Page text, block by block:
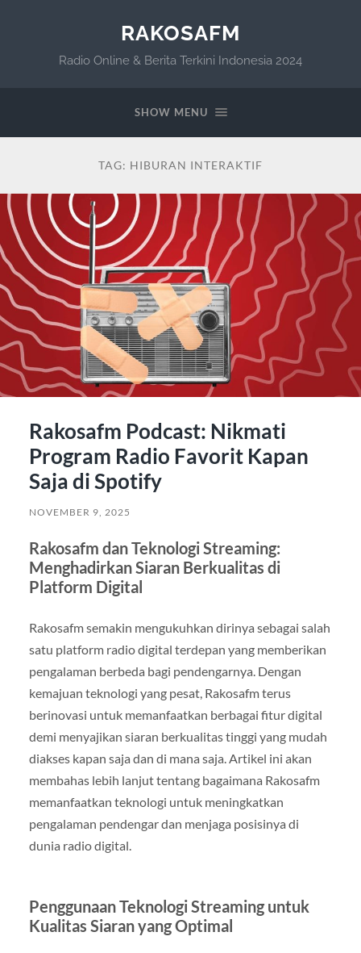
RAKOSAFM
Radio Online & Berita Terkini Indonesia 2024
SHOW MENU
TAG: HIBURAN INTERAKTIF
Rakosafm Podcast: Nikmati
Program Radio Favorit Kapan
Saja di Spotify
NOVEMBER 9, 2025
Rakosafm dan Teknologi Streaming:
Menghadirkan Siaran Berkualitas di
Platform Digital
Rakosafm semakin mengukuhkan dirinya sebagai salah
satu platform radio digital terdepan yang memberikan
pengalaman berbeda bagi pendengarnya. Dengan
kemajuan teknologi yang pesat, Rakosafm terus
berinovasi untuk memanfaatkan berbagai fitur digital
demi menyajikan siaran berkualitas tinggi yang mudah
diakses kapan saja dan di mana saja. Artikel ini akan
membahas lebih lanjut tentang bagaimana Rakosafm
memanfaatkan teknologi untuk meningkatkan
pengalaman pendengar dan menjaga posisinya di
dunia radio digital.
Penggunaan Teknologi Streaming untuk
Kualitas Siaran yang Optimal